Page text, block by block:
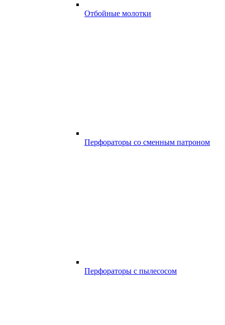
Отбойные молотки
Перфораторы со сменным патроном
Перфораторы с пылесосом